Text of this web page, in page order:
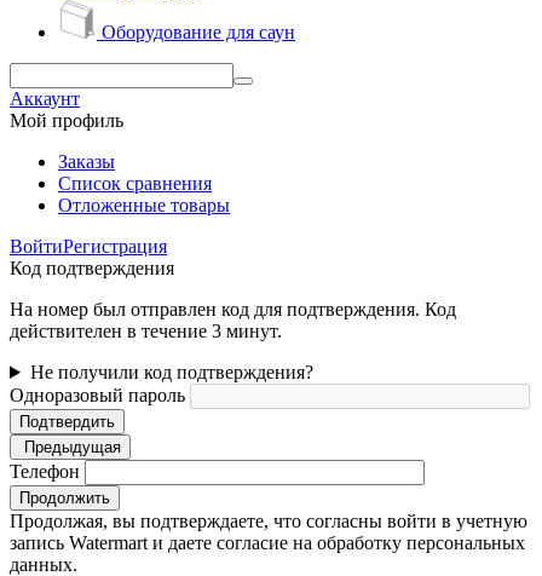
Оборудование для саун
Аккаунт
Мой профиль
Заказы
Список сравнения
Отложенные товары
ВойтиРегистрация
Код подтверждения
На номер был отправлен код для подтверждения. Код
действителен в течение 3 минут.
Не получили код подтверждения?
Одноразовый пароль
Подтвердить
Предыдущая
Телефон
Продолжить
Продолжая, вы подтверждаете, что согласны войти в учетную
запись Watermart и даете согласие на обработку персональных
данных.